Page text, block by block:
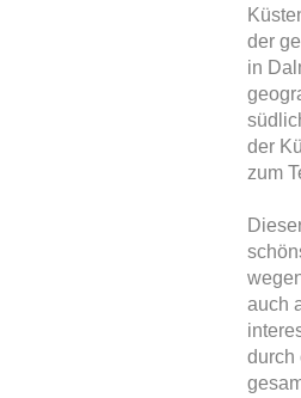
der
in
der
zum
auch
durch